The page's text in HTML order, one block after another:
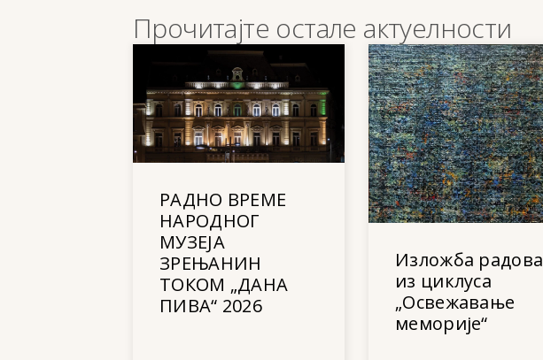
Прочитајте остале актуелности
РАДНО ВРЕМЕ
НАРОДНОГ
МУЗЕЈА
ЗРЕЊАНИН
ТОКОМ „ДАНА
ПИВА“ 2026
Изложба радова
из циклуса
„Освежавање
меморије“